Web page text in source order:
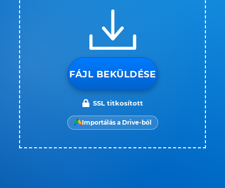
FÁJL BEKÜLDÉSE
SSL titkosított
Importálás a Drive-ból